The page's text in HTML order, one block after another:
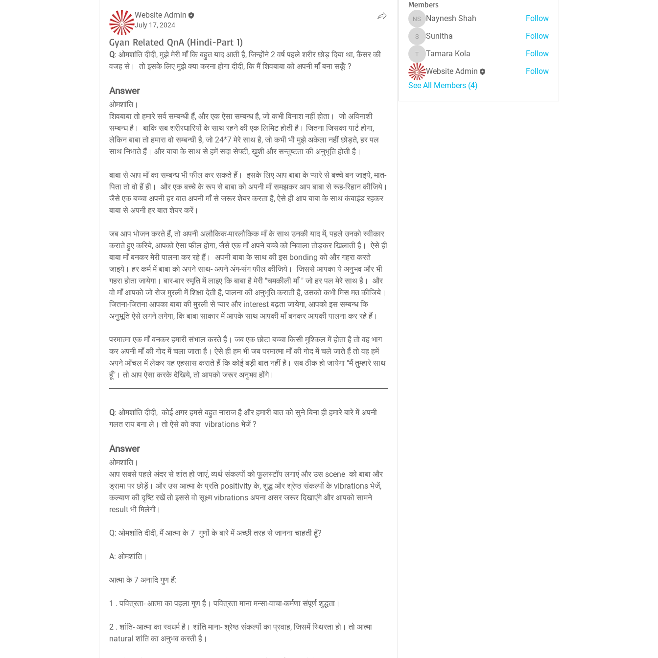
Website Admin
July 17, 2024
Gyan Related QnA (Hindi-Part 1)
Q: ओमशांति दीदी, मुझे मेरी माँ कि बहुत याद आती है, जिन्होंने 2 वर्ष पहले शरीर छोड़ दिया था, कैंसर की
वजह से।  तो इसके लिए मुझे क्या करना होगा दीदी, कि मैं शिवबाबा को अपनी माँ बना सकूँ ?
Answer
ओमशांति।
शिवबाबा तो हमारे सर्व सम्बन्धी हैं, और एक ऐसा सम्बन्ध है, जो कभी विनाश नहीं होता।  जो अविनाशी
सम्बन्ध है।  बाकि सब शरीरधारियों के साथ रहने की एक लिमिट होती है। जितना जिसका पार्ट होगा,
लेकिन बाबा तो हमारा वो सम्बन्धी है, जो 24*7 मेरे साथ है, जो कभी भी मुझे अकेला नहीं छोड़ते, हर पल
साथ निभाते हैं। और बाबा के साथ से हमें सदा सेफ्टी, ख़ुशी और सन्तुष्टता की अनुभूति होती है।
बाबा से आप माँ का सम्बन्ध भी फील कर सकते हैं।  इसके लिए आप बाबा के प्यारे से बच्चे बन जाइये, मात-
पिता तो वो हैं ही।  और एक बच्चे के रूप से बाबा को अपनी माँ समझकर आप बाबा से रूह-रिहान कीजिये।
जैसे एक बच्चा अपनी हर बात अपनी माँ से जरूर शेयर करता है, ऐसे ही आप बाबा के साथ कंबाइंड रहकर
बाबा से अपनी हर बात शेयर करें।
जब आप भोजन करते हैं, तो अपनी अलौकिक-पारलौकिक माँ के साथ उनकी याद में, पहले उनको स्वीकार
कराते हुए करिये, आपको ऐसा फील होगा, जैसे एक माँ अपने बच्चे को निवाला तोड़कर खिलाती है।  ऐसे ही
बाबा माँ बनकर मेरी पालना कर रहे हैं।  अपनी बाबा के साथ की इस bonding को और गहरा करते
जाइये। हर कर्म में बाबा को अपने साथ- अपने अंग-संग फील कीजिये।  जिससे आपका ये अनुभव और भी
गहरा होता जायेगा। बार-बार स्मृति में लाइए कि बाबा है मेरी "चमकीली माँ " जो हर पल मेरे साथ है।  और
वो माँ आपको जो रोज मुरली में शिक्षा देती है, पालना की अनुभूति कराती है, उसको कभी मिस मत कीजिये।
जितना-जितना आपका बाबा की मुरली से प्यार और interest बढ़ता जायेगा, आपको इस सम्बन्ध कि
अनुभूति ऐसे लगने लगेगा, कि बाबा साकार में आपके साथ आपकी माँ बनकर आपकी पालना कर रहे हैं।
परमात्मा एक माँ बनकर हमारी संभाल करते हैं। जब एक छोटा बच्चा किसी मुश्किल में होता है तो वह भाग
कर अपनी माँ की गोद में चला जाता है। ऐसे ही हम भी जब परमात्मा माँ की गोद में चले जाते हैं तो वह हमें
अपने आँचल में लेकर यह एहसास कराते हैं कि कोई बड़ी बात नहीं है। सब ठीक हो जायेगा "मैं तुम्हारे साथ
हूँ"। तो आप ऐसा करके देखिये, तो आपको जरूर अनुभव होंगे।
Q: ओमशांति दीदी,  कोई अगर हमसे बहुत नाराज है और हमारी बात को सुने बिना ही हमारे बारे में अपनी
गलत राय बना ले। तो ऐसे को क्या  vibrations भेजें ?
Answer
ओमशांति।
आप सबसे पहले अंदर से शांत हो जाएं, व्यर्थ संकल्पों को फुलस्टॉप लगाएं और उस scene  को बाबा और
ड्रामा पर छोड़ें। और उस आत्मा के प्रति positivity के, शुद्ध और श्रेष्ठ संकल्पों के vibrations भेजें,
कल्याण की दृष्टि रखें तो इससे वो सूक्ष्म vibrations अपना असर जरूर दिखाएंगे और आपको सामने
result भी मिलेगी।
Q: ओमशांति दीदी, मैं आत्मा के 7  गुणों के बारे में अच्छी तरह से जानना चाहती हूँ?
A: ओमशांति।
आत्मा के 7 अनादि गुण हैं:
1 . पवित्रता- आत्मा का पहला गुण है। पवित्रता माना मन्सा-वाचा-कर्मणा संपूर्ण शुद्धता।
2 . शांति- आत्मा का स्वधर्म है। शांति माना- श्रेष्ठ संकल्पों का प्रवाह, जिसमें स्थिरता हो। तो आत्मा
natural शांति का अनुभव करती है।
Members
Naynesh Shah
Naynesh Shah Follow
Sunitha
Sunitha Follow
Tamara Kola
Tamara Kola
Follow
Website Admin
Follow
See All Members (4)